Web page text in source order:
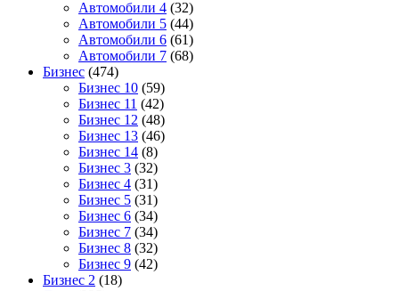
Автомобили 4 (32)
Автомобили 5 (44)
Автомобили 6 (61)
Автомобили 7 (68)
Бизнес (474)
Бизнес 10 (59)
Бизнес 11 (42)
Бизнес 12 (48)
Бизнес 13 (46)
Бизнес 14 (8)
Бизнес 3 (32)
Бизнес 4 (31)
Бизнес 5 (31)
Бизнес 6 (34)
Бизнес 7 (34)
Бизнес 8 (32)
Бизнес 9 (42)
Бизнес 2 (18)